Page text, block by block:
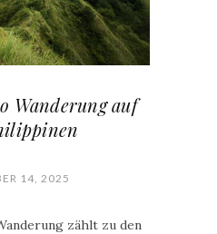
Wanderung auf
14, 2025
zählt zu den